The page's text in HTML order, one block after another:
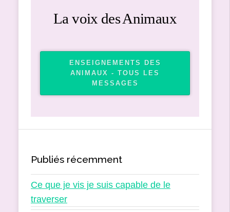
La voix des Animaux
ENSEIGNEMENTS DES
ANIMAUX - TOUS LES
MESSAGES
Publiés récemment
Ce que je vis je suis capable de le
traverser